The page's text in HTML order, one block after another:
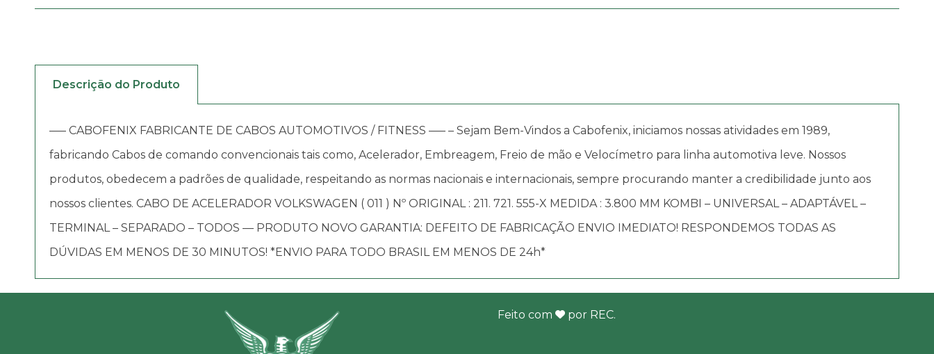
Descrição do Produto
—– CABOFENIX FABRICANTE DE CABOS AUTOMOTIVOS / FITNESS —– – Sejam Bem-Vindos a Cabofenix, iniciamos nossas atividades em 1989,
fabricando Cabos de comando convencionais tais como, Acelerador, Embreagem, Freio de mão e Velocímetro para linha automotiva leve. Nossos
produtos, obedecem a padrões de qualidade, respeitando as normas nacionais e internacionais, sempre procurando manter a credibilidade junto aos
nossos clientes. CABO DE ACELERADOR VOLKSWAGEN ( 011 ) Nº ORIGINAL : 211. 721. 555-X MEDIDA : 3.800 MM KOMBI – UNIVERSAL – ADAPTÁVEL –
TERMINAL – SEPARADO – TODOS — PRODUTO NOVO GARANTIA: DEFEITO DE FABRICAÇÃO ENVIO IMEDIATO! RESPONDEMOS TODAS AS
DÚVIDAS EM MENOS DE 30 MINUTOS! *ENVIO PARA TODO BRASIL EM MENOS DE 24h*
Feito com por REC.